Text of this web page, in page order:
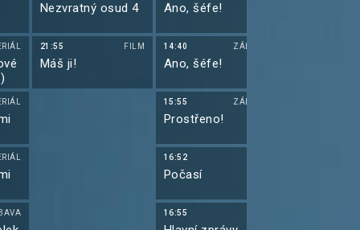
Nezvratný osud 4
21:55 FILM
Máš ji!
Ano, šéfe!
14:40 ZÁBAVA
Ano, šéfe!
15:55 ZÁBAVA
Prostřeno!
16:52
Počasí
16:55